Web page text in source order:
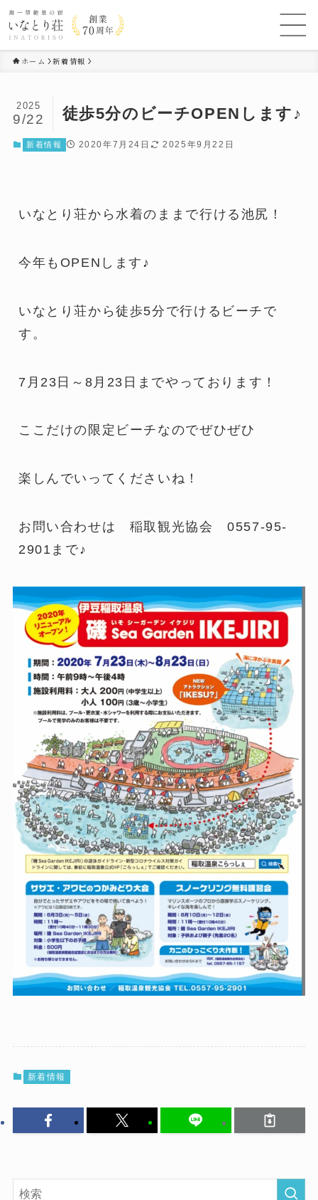
ホーム 新着情報
徒歩5分のビーチOPENします♪
2025
9/22
新着情報 2020年7月24日 2025年9月22日
いなとり荘から水着のままで行ける池尻！
今年もOPENします♪
いなとり荘から徒歩5分で行けるビーチで
す。
7月23日～8月23日までやっております！
ここだけの限定ビーチなのでぜひぜひ
楽しんでいってくださいね！
お問い合わせは 稲取観光協会 0557-95-
2901まで♪
新着情報